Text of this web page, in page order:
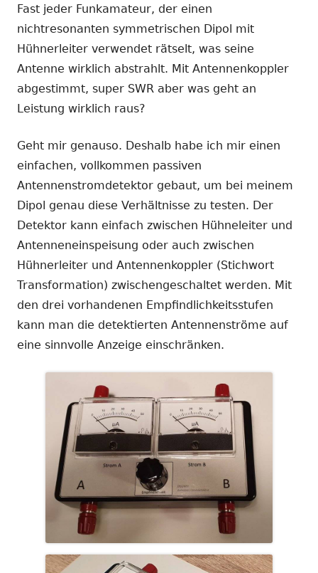
Fast jeder Funkamateur, der einen
nichtresonanten symmetrischen Dipol mit
Hühnerleiter verwendet rätselt, was seine
Antenne wirklich abstrahlt. Mit Antennenkoppler
abgestimmt, super SWR aber was geht an
Leistung wirklich raus?
Geht mir genauso. Deshalb habe ich mir einen
einfachen, vollkommen passiven
Antennenstromdetektor gebaut, um bei meinem
Dipol genau diese Verhältnisse zu testen. Der
Detektor kann einfach zwischen Hühneleiter und
Antenneneinspeisung oder auch zwischen
Hühnerleiter und Antennenkoppler (Stichwort
Transformation) zwischengeschaltet werden. Mit
den drei vorhandenen Empfindlichkeitsstufen
kann man die detektierten Antennenströme auf
eine sinnvolle Anzeige einschränken.